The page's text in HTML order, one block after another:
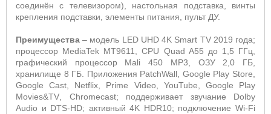
соединён с телевизором), настольная подставка, винты
крепления подставки, элементы питания, пульт ДУ.
Преимущества– модель LED UHD4K Smart TV2019 года;
процессор MediaTek MT9611,CPU Quad A55 до 1,5 ГГц,
графический процессор Mali 450 MP3, ОЗУ 2,0 ГБ,
хранилище 8 ГБ. Приложения PatchWall, Google Play Store,
Google Cast, Netflix, Prime Video, YouTube, Google
Play
Movies&TV, Chromecast; поддерживает звучание Dolby
Audio и DTS-HD; активный 4K HDR10; подключениеWi-Fi